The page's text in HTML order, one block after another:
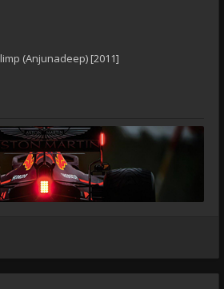
(Anjunadeep) [2011]